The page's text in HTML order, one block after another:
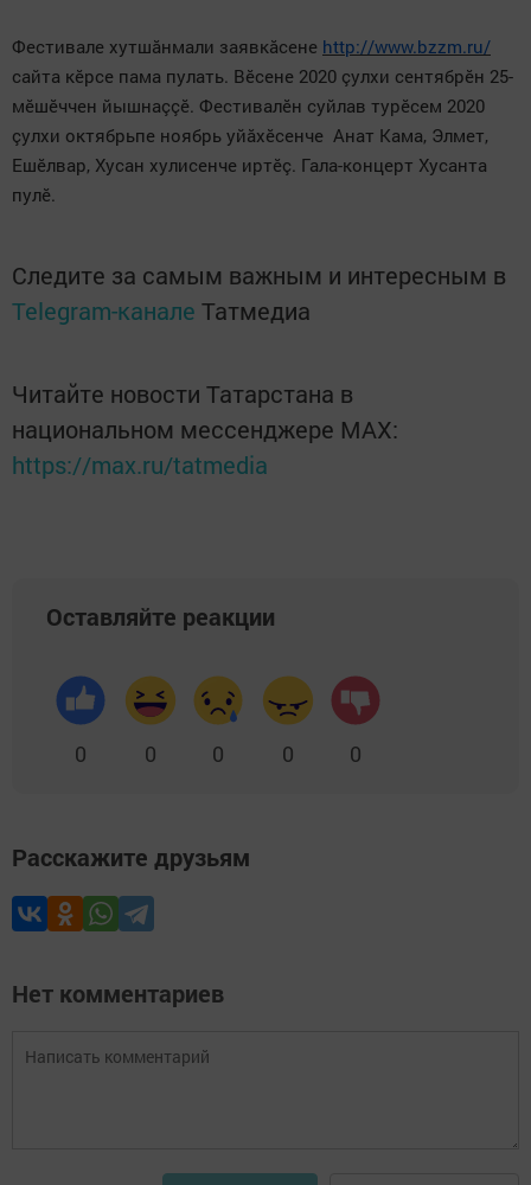
Фестивале хутшăнмали заявкăсене http://www.bzzm.ru/
сайта кӗрсе пама пулать. Вӗсене 2020 çулхи сентябрӗн 25-
мӗшӗччен йышнаççӗ. Фестивалӗн суйлав турӗсем 2020
çулхи октябрьпе ноябрь уйăхӗсенче Анат Кама, Элмет,
Ешӗлвар, Хусан хулисенче иртӗç. Гала-концерт Хусанта
пулӗ.
Следите за самым важным и интересным в
Telegram-канале Татмедиа
Читайте новости Татарстана в
национальном мессенджере MАХ:
https://max.ru/tatmedia
Оставляйте реакции
0 0 0 0 0
Расскажите друзьям
Нет комментариев